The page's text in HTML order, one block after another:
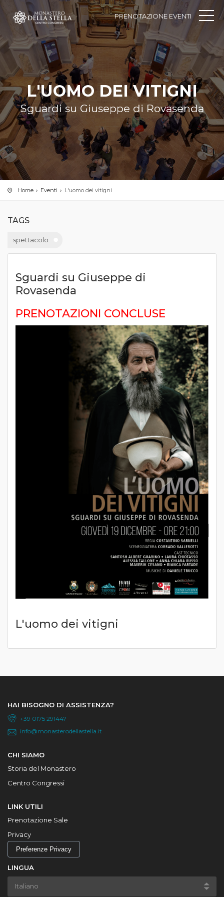
PRENOTAZIONE EVENTI
L'UOMO DEI VITIGNI
Sguardi su Giuseppe di Rovasenda
Home Eventi L'uomo dei vitigni
TAGS
spettacolo
Sguardi su Giuseppe di
Rovasenda
PRENOTAZIONI CONCLUSE
L'uomo dei vitigni
HAI BISOGNO DI ASSISTENZA?
+39 0175 291447
info@monasterodellastella.it
CHI SIAMO
Storia del Monastero
Centro Congressi
LINK UTILI
Prenotazione Sale
Privacy
Preferenze Privacy
LINGUA